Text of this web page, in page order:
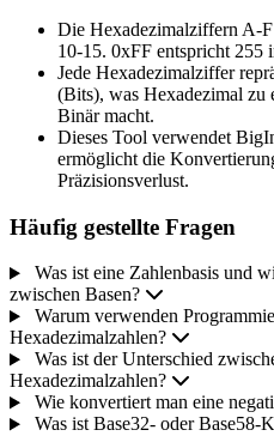
Die Hexadezimalziffern A-
10-15. 0xFF entspricht 255
Jede Hexadezimalziffer
(Bits), was Hexadezimal
Binär macht.
Dieses Tool verwendet
ermöglicht die
Präzisionsverlust.
Häufig gestellte Fragen
Was ist eine Zahlenbasis und
zwischen Basen?
Warum verwenden
Hexadezimalzahlen?
Was ist der Unterschied
Hexadezimalzahlen?
Wie konvertiert man eine
Was ist Base32- oder Base58-